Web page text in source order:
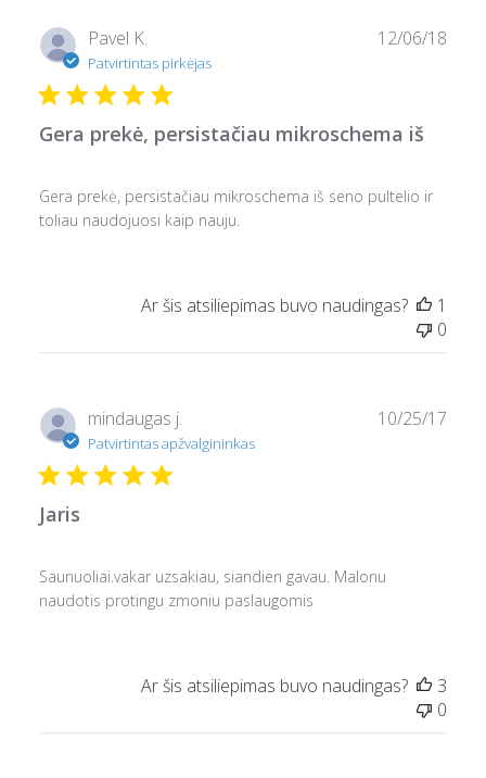
Pavel K.
Patvirtintas pirkėjas
Gera prekė, persistačiau mikroschema iš
Gera prekė, persistačiau mikroschema iš seno pultelio ir
toliau naudojuosi kaip nauju.
12/06/18
Ar šis atsiliepimas buvo naudingas?
1
0
mindaugas j.
Patvirtintas apžvalgininkas
Jaris
Saunuoliai.vakar uzsakiau, siandien gavau. Malonu
naudotis protingu zmoniu paslaugomis
10/25/17
Ar šis atsiliepimas buvo naudingas?
3
0